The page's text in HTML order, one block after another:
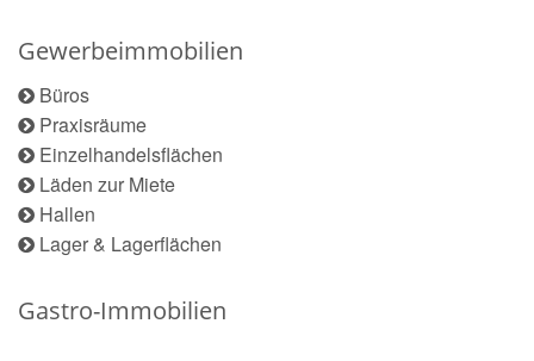
Gewerbeimmobilien
Büros
Praxisräume
Einzelhandelsflächen
Läden zur Miete
Hallen
Lager & Lagerflächen
Gastro-Immobilien